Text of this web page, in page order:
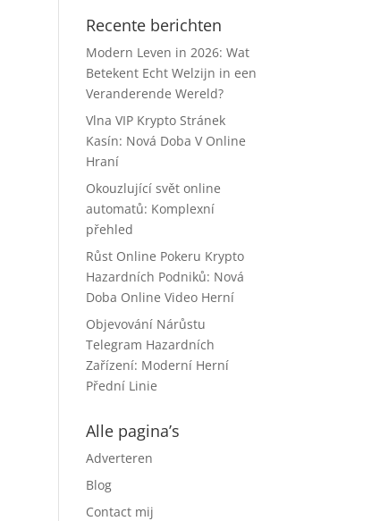
Recente berichten
Modern Leven in 2026: Wat
Betekent Echt Welzijn in een
Veranderende Wereld?
Vlna VIP Krypto Stránek
Kasín: Nová Doba V Online
Hraní
Okouzlující svět online
automatů: Komplexní
přehled
Růst Online Pokeru Krypto
Hazardních Podniků: Nová
Doba Online Video Herní
Objevování Nárůstu
Telegram Hazardních
Zařízení: Moderní Herní
Přední Linie
Alle pagina’s
Adverteren
Blog
Contact mij